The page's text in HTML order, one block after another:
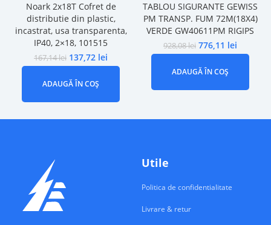
Noark 2x18T Cofret de
distributie din plastic,
incastrat, usa transparenta,
IP40, 2×18, 101515
167,14lei 137,72 lei
ADAUGĂ ÎN COȘ
TABLOU SIGURANTE GEWISS
PM TRANSP. FUM 72M(18X4)
VERDE GW40611PM RIGIPS
928,08lei 776,11 lei
ADAUGĂ ÎN COȘ
Utile
Politica de confidentialitate
Livrare & retur